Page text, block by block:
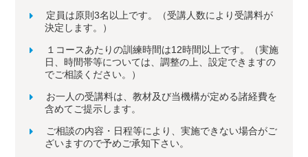
定員は原則3名以上です。（受講人数により受講料が
決定します。）
１コースあたりの訓練時間は12時間以上です。（実施
日、時間帯等については、調整の上、設定できますの
でご相談ください。）
お一人の受講料は、教材及び当機構が定める諸経費を
含めてご提示します。
ご相談の内容・日程等により、実施できない場合がご
ざいますので予めご承知下さい。